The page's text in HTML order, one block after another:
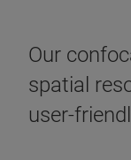
Our
spatial
user-